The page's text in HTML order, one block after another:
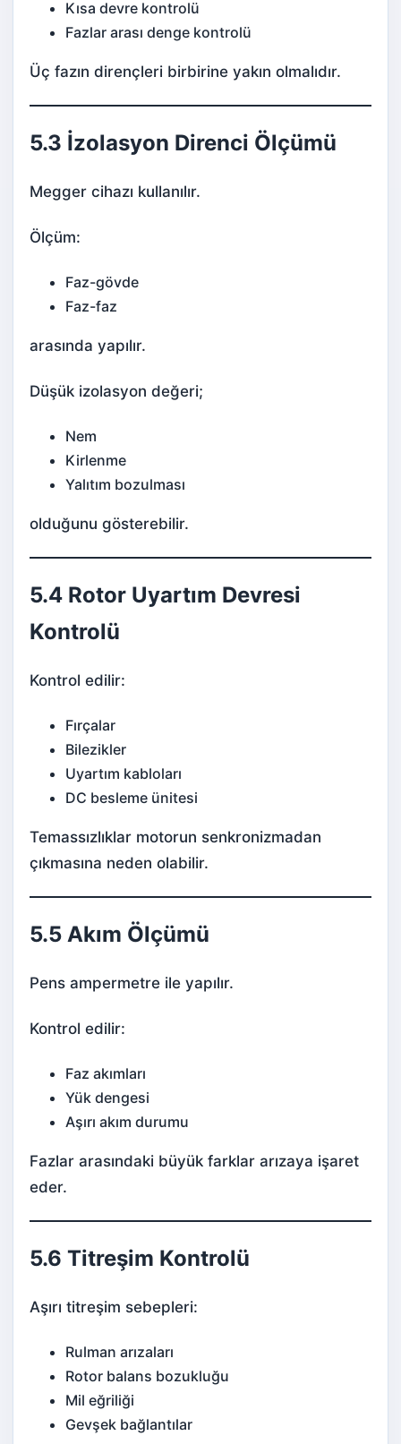
Kısa devre kontrolü
Fazlar arası denge kontrolü
Üç fazın dirençleri birbirine yakın olmalıdır.
5.3 İzolasyon Direnci Ölçümü
Megger cihazı kullanılır.
Ölçüm:
Faz-gövde
Faz-faz
arasında yapılır.
Düşük izolasyon değeri;
Nem
Kirlenme
Yalıtım bozulması
olduğunu gösterebilir.
5.4 Rotor Uyartım Devresi
Kontrolü
Kontrol edilir:
Fırçalar
Bilezikler
Uyartım kabloları
DC besleme ünitesi
Temassızlıklar motorun senkronizmadan
çıkmasına neden olabilir.
5.5 Akım Ölçümü
Pens ampermetre ile yapılır.
Kontrol edilir:
Faz akımları
Yük dengesi
Aşırı akım durumu
Fazlar arasındaki büyük farklar arızaya işaret
eder.
5.6 Titreşim Kontrolü
Aşırı titreşim sebepleri:
Rulman arızaları
Rotor balans bozukluğu
Mil eğriliği
Gevşek bağlantılar